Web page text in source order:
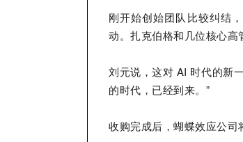
刚开始创始团队比较纠结
动。扎克伯格和几位核心高
刘元说，这对 AI 时代的新
的时代，已经到来。”
收购完成后，蝴蝶效应公司